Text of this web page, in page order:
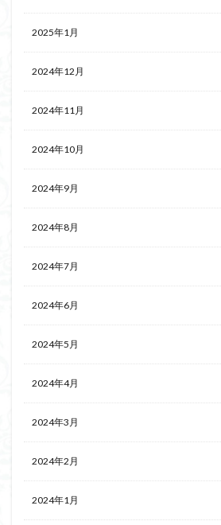
2025年1月
2024年12月
2024年11月
2024年10月
2024年9月
2024年8月
2024年7月
2024年6月
2024年5月
2024年4月
2024年3月
2024年2月
2024年1月